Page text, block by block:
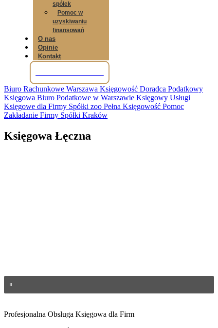
spółek
Pomoc w
uzyskiwaniu
finansowań
O nas
Opinie
Kontakt
Biuro Rachunkowe Warszawa Księgowość Doradca Podatkowy
Księgowa Biuro Podatkowe w Warszawie Księgowy Usługi
Księgowe dla Firmy Spółki zoo Pełna Księgowość Pomoc
Zakładanie Firmy Spółki Kraków
Księgowa Łęczna
Profesjonalna Obsługa Księgowa dla Firm